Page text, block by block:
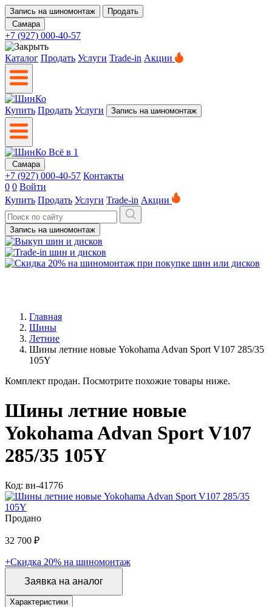
Запись на шиномонтаж
Продать
Самара
+7 (927) 000-40-57
Каталог Продать Услуги Trade-in Акции
Купить Продать Услуги Запись на шиномонтаж
Самара
+7 (927) 000-40-57 Контакты
0 0 Войти
Купить Продать Услуги Trade-in Акции
Запись на шиномонтаж
Главная
Шины
Летние
Шины летние новые Yokohama Advan Sport V107 285/35
105Y
Комплект продан. Посмотрите похожие товары ниже.
Шины летние новые
Yokohama Advan Sport V107
285/35 105Y
Код: вн-41776
Продано
32 700 ₽
+Скидка 20% на шиномонтаж
Заявка на аналог
Характеристики